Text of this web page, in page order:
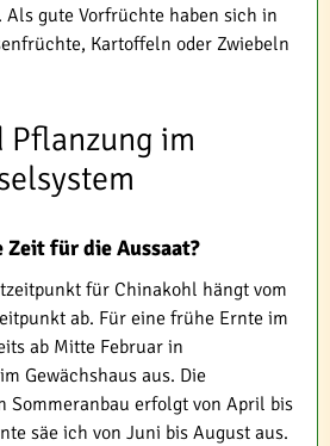
gute Vorfrüchte haben sich in
Kartoffeln oder Zwiebeln
Pflanzung im
Zeit für die Aussaat?
für Chinakohl hängt vom
ab. Für eine frühe Ernte im
ab Mitte Februar in
Gewächshaus aus. Die
Sommeranbau erfolgt von April bis
säe ich von Juni bis August aus.